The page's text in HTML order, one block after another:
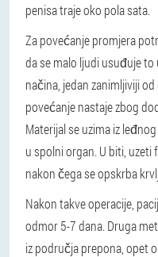
penisa traje oko pola sata.
Za povećanje promjera
da se malo ljudi usuđuje
načina, jedan zanimljiviji
povećanje nastaje zbog
Materijal se uzima iz
u spolni organ. U biti,
nakon čega se opskrba
Nakon takve operacije,
odmor 5-7 dana. Druga
iz područja prepona, opet